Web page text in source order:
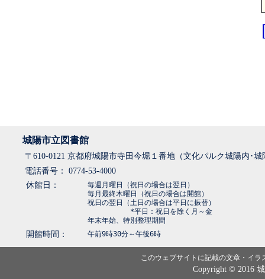
城陽市立図書館
〒610-0121 京都府城陽市寺田今堀１番地（文化パルク城陽内･
電話番号： 0774-53-4000
休館日：
毎週月曜日（祝日の場合は翌日）
毎月最終木曜日（祝日の場合は開館）
祝日の翌日（土日の場合は平日に振替）
*平日：祝日を除く月～金
年末年始、特別整理期間
開館時間： 午前9時30分～午後6時
このウェブサイトに記載の文章・イ
Copyright © 2016